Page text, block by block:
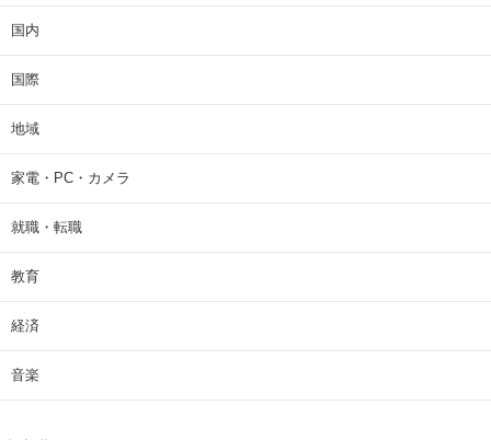
国内
国際
地域
家電・PC・カメラ
就職・転職
教育
経済
音楽